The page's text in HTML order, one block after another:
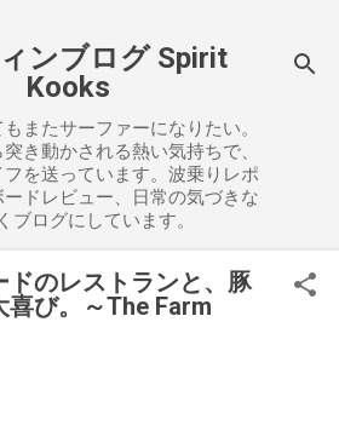
ンブログ Spirit
Kooks
またサーファーになりたい。
き動かされる熱い気持ちで、
を送っています。波乗りレポ
ドレビュー、日常の気づきな
ブログにしています。
ドのレストランと、豚
び。～The Farm